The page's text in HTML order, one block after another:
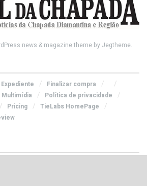
news & magazine theme by Jegtheme.
Expediente
Finalizar compra
Multimídia
Política de privacidade
Pricing
TieLabs HomePage